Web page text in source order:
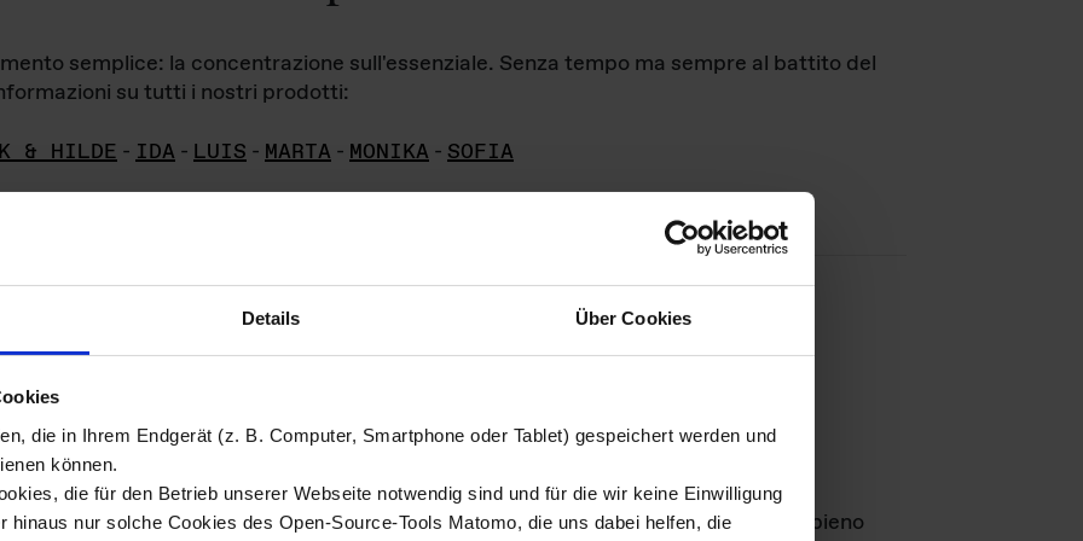
Details Über Cookies
die in Ihrem Endgerät (z. B. Computer, Smartphone oder Tablet) gespeichert werden und
können.
die für den Betrieb unserer Webseite notwendig sind und für die wir keine Einwilligung
hinaus nur solche Cookies des Open-Source-Tools Matomo, die uns dabei helfen, die
semplice: la concentrazione sull'essenziale. Senza tempo ma sempre al battito del
su tutti i nostri prodotti:
& HILDE - IDA - LUIS - MARTA - MONIKA - SOFIA
di immagini
materiale fotografico sono detenuti daDas ganze LebenGmbH e rimangono in pieno